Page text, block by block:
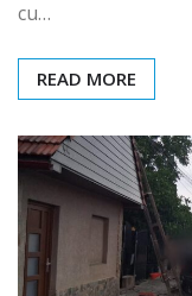
cu…
READ MORE